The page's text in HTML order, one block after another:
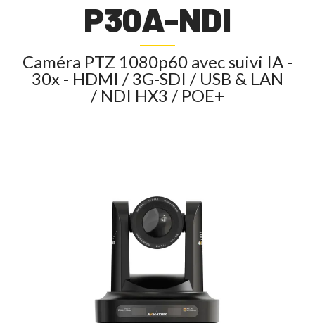
P30A-NDI
Caméra PTZ 1080p60 avec suivi IA -
30x - HDMI / 3G-SDI / USB & LAN
/ NDI HX3 / POE+